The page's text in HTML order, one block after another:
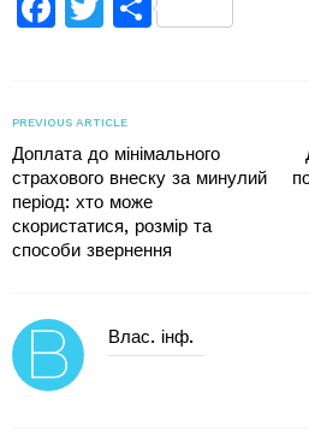
PREVIOUS ARTICLE
Доплата до мінімального
страхового внеску за минулий
період: хто може
скористатися, розмір та
способи звернення
Влас. інф.